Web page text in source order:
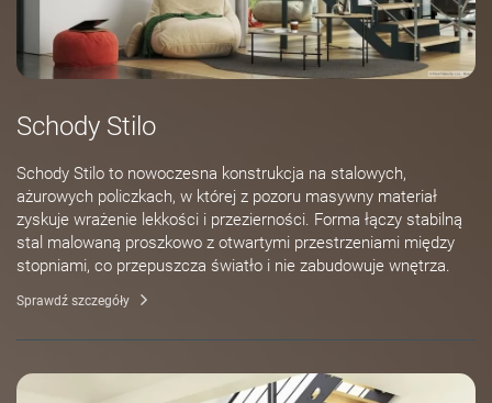
Schody Stilo
Schody Stilo to nowoczesna konstrukcja na stalowych,
ażurowych policzkach, w której z pozoru masywny materiał
zyskuje wrażenie lekkości i przezierności. Forma łączy stabilną
stal malowaną proszkowo z otwartymi przestrzeniami między
stopniami, co przepuszcza światło i nie zabudowuje wnętrza.
Sprawdź szczegóły